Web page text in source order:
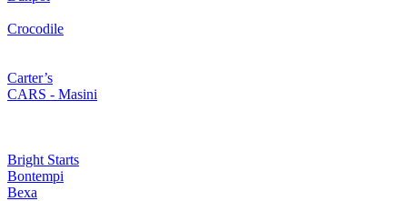
Crocodile
Carter’s
CARS - Masini
Bright Starts
Bontempi
Bexa